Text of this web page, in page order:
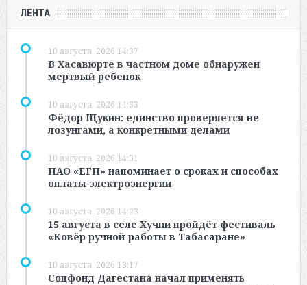
ЛЕНТА
10 августа, 2026 14:37
В Хасавюрте в частном доме обнаружен
мертвый ребенок
10 августа, 2026 14:33
Фёдор Щукин: единство проверяется не
лозунгами, а конкретными делами
10 августа, 2026 14:31
ПАО «ЕГП» напоминает о сроках и способах
оплаты электроэнергии
10 августа, 2026 14:23
15 августа в селе Хучни пройдёт фестиваль
«Ковёр ручной работы в Табасаране»
10 августа, 2026 13:17
Соцфонд Дагестана начал применять